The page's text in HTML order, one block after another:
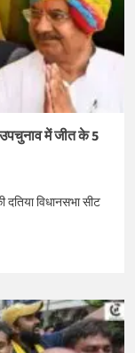
में जीत के 5
विधानसभा सीट